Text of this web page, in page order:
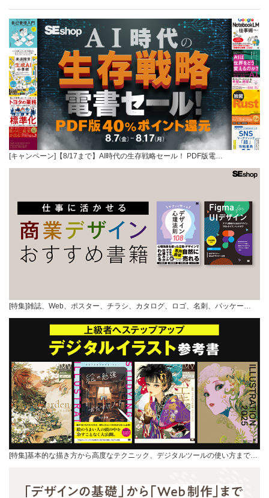
[キャンペーン]【8/17まで】AI時代の生存戦略セール！ PDF版電…
[特集]雑誌、Web、ポスター、チラシ、カタログ、ロゴ、名刺、パッケー…
[特集]基本的な描き方から高度なテクニック、デジタルツールの使い方まで…